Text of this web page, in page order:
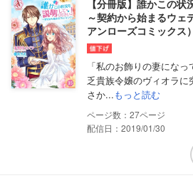
【分冊版】誰かこの状
～契約から始まるウェ
アンローズコミックス）
「私のお飾りの妻にな
乏貴族令嬢のヴィオラに
さか...もっと読む
27
配信日：2019/01/30